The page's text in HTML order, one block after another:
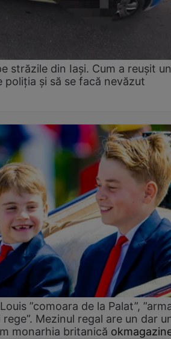
străzile din Iași. Cum a reușit un
poliția și să se facă nevăzut
”comoara de la Palat”,
Mezinul regal are un dar
monarhia britanică